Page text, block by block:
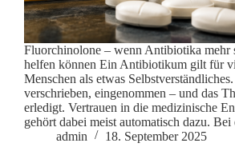
Fluorchinolone – wenn Antibiotika mehr
helfen können Ein Antibiotikum gilt für
Menschen als etwas
verschrieben, eingenommen – und das
erledigt. Vertrauen in die medizinische
gehört dabei meist automatisch dazu.
admin
18. September 2025